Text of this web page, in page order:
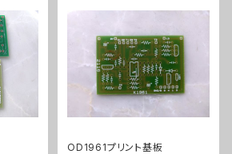
OD1961プリント基板